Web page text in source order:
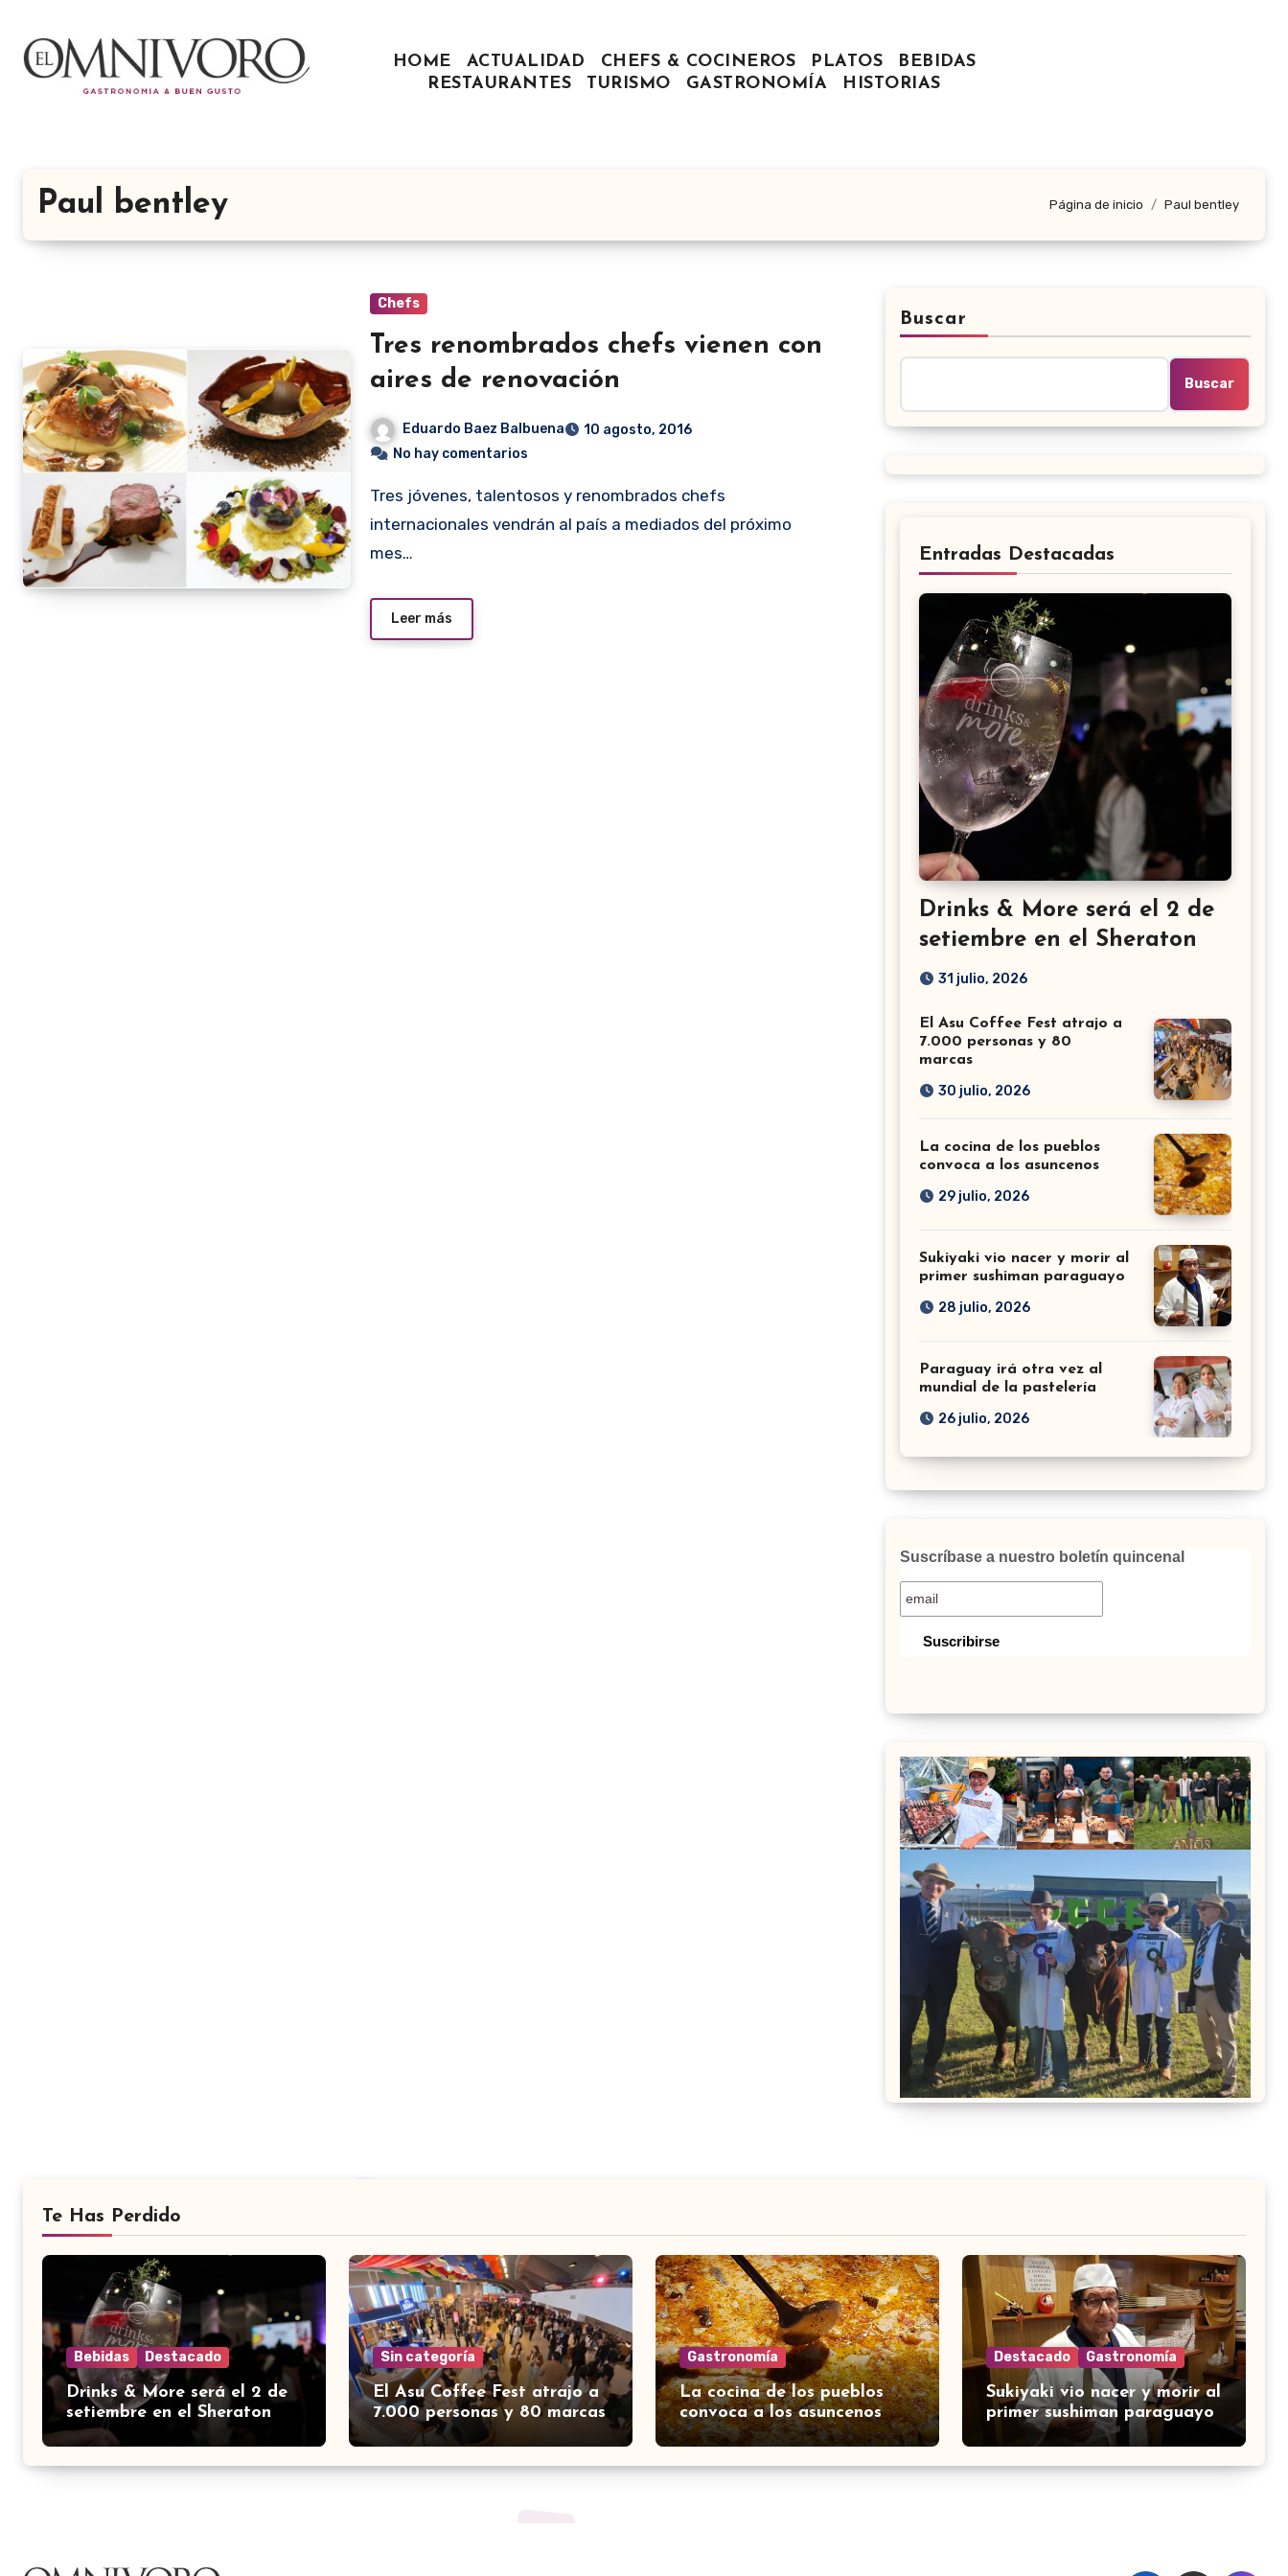
contenido
HOME ACTUALIDAD CHEFS & COCINEROS PLATOS
BEBIDAS
RESTAURANTES
TURISMO GASTRONOMÍA HISTORIAS
Paul bentley Página de inicio Paul bentley
Chefs
Tres renombrados chefs vienen con
aires de renovación
Eduardo Baez Balbuena
10 agosto, 2016
No hay comentarios
Tres jóvenes, talentosos y renombrados chefs
internacionales vendrán al país a mediados del próximo
mes…
Leer más
Buscar
Buscar
Entradas Destacadas
Drinks & More será el 2 de
setiembre en el Sheraton
31 julio, 2026
El Asu Coffee Fest atrajo a
7.000 personas y 80
marcas
30 julio, 2026
La cocina de los pueblos
convoca a los asuncenos
29 julio, 2026
Sukiyaki vio nacer y morir al
primer sushiman paraguayo
28 julio, 2026
Paraguay irá otra vez al
mundial de la pastelería
26 julio, 2026
Suscríbase a nuestro boletín quincenal
Te Has Perdido
Bebidas Destacado
Drinks & More será el 2 de
setiembre en el Sheraton
Sin categoría
El Asu Coffee Fest atrajo a
7.000 personas y 80 marcas
Gastronomía
La cocina de los pueblos
convoca a los asuncenos
Destacado Gastronomía
Sukiyaki vio nacer y morir al
primer sushiman paraguayo